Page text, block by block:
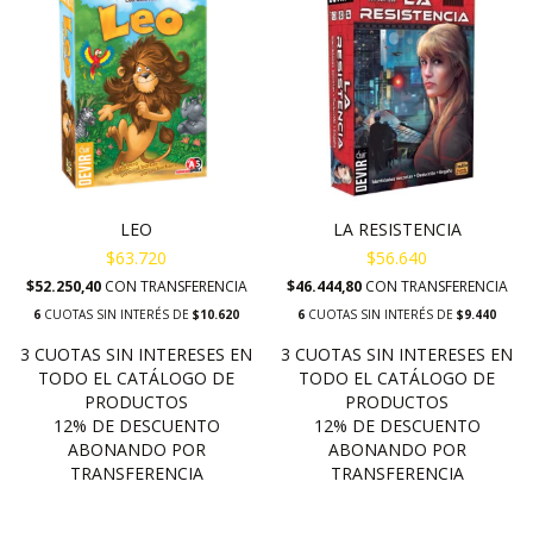
LEO
$63.720
$52.250,40 CON TRANSFERENCIA
6 CUOTAS SIN INTERÉS DE $10.620
LA RESISTENCIA
$56.640
$46.444,80 CON TRANSFERENCIA
6 CUOTAS SIN INTERÉS DE $9.440